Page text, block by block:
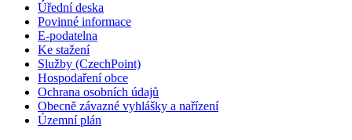
Úřední deska
Povinné informace
E-podatelna
Ke stažení
Služby (CzechPoint)
Hospodaření obce
Ochrana osobních údajů
Obecně závazné vyhlášky a nařízení
Územní plán